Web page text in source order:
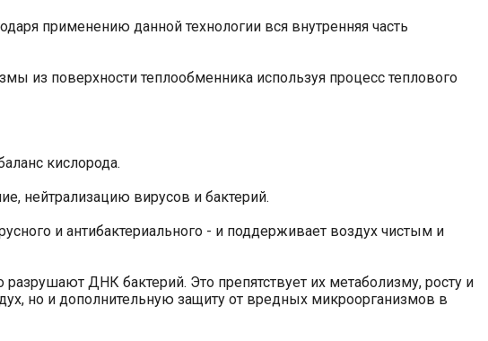
применению данной технологии вся внутренняя часть
из поверхности теплообменника используя процесс теплового
кислорода.
нейтрализацию вирусов и бактерий.
и антибактериального - и поддерживает воздух чистым и
ДНК бактерий. Это препятствует их метаболизму, росту и
но и дополнительную защиту от вредных микроорганизмов в